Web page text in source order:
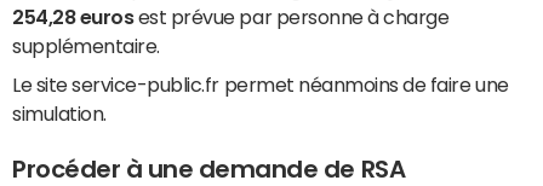
254,28 eurosest prévue par personne à charge
supplémentaire.
Le site service-public.fr permet néanmoins de faire une
simulation.
Procéder à une demande de RSA